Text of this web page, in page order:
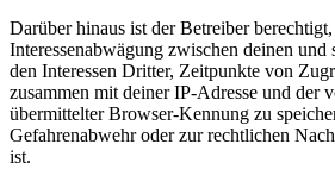
Darüber hinaus ist der Betreiber
Interessenabwägung zwischen deinen und
den Interessen Dritter, Zeitpunkte von
zusammen mit deiner IP-Adresse und der
übermittelter Browser-Kennung zu
Gefahrenabwehr oder zur rechtlichen
ist.